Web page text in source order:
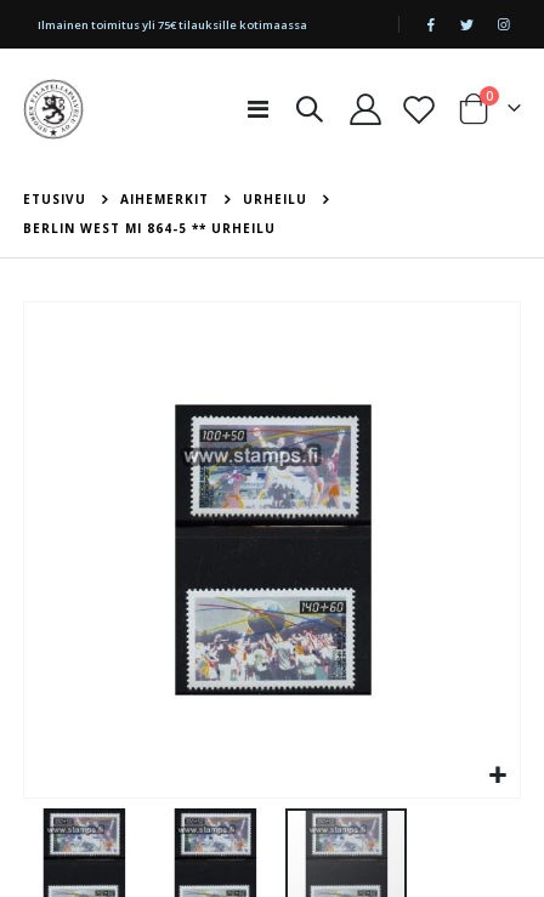
|
Ilmainen toimitus yli 75€ tilauksille kotimaassa
Toggle
Cart
0tuotetta
ETUSIVU AIHEMERKIT
URHEILU
BERLIN WEST MI 864-5 ** URHEILU